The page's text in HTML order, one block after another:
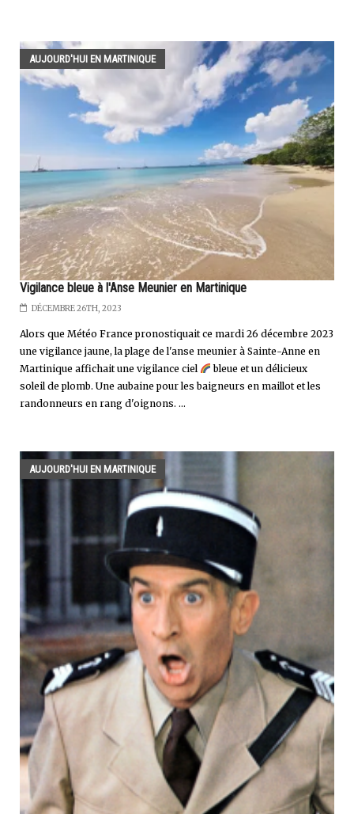
AUJOURD'HUI EN MARTINIQUE
Vigilance bleue à l'Anse Meunier en Martinique
DÉCEMBRE 26TH, 2023
Alors que Météo France pronostiquait ce mardi 26 décembre 2023
une vigilance jaune, la plage de l'anse meunier à Sainte-Anne en
Martinique affichait une vigilance ciel
bleue et un délicieux
soleil de plomb. Une aubaine pour les baigneurs en maillot et les
randonneurs en rang d'oignons. ...
AUJOURD'HUI EN MARTINIQUE